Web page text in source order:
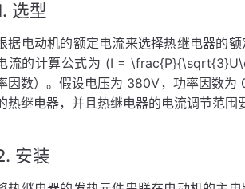
选型
据电动机的额定电流来选择热继电器的
流的计算公式为 (I =
因数）。假设电压为 380V，功率因数为
热继电器，并且热继电器的电流调节范围
安装